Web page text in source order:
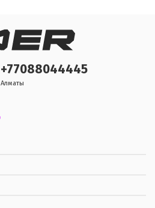
+77088044445
Алматы